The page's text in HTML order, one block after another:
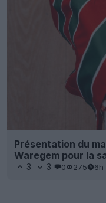
Présentation du
Waregem pour la
3 3 0 275 6h